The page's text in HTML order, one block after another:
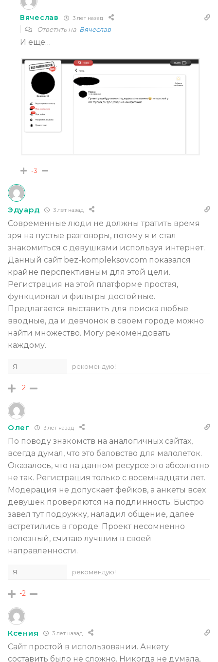
Вячеслав 3 лет назад
Ответить на Вячеслав
И еще…
-3
Эдуард 3 лет назад
Современные люди не должны тратить время
зря на пустые разговоры, потому я и стал
знакомиться с девушками используя интернет.
Данный сайт bez-kompleksov.com показался
крайне перспективным для этой цели.
Регистрация на этой платформе простая,
функционал и фильтры достойные.
Предлагается выставить для поиска любые
вводные, да и девчонок в своем городе можно
найти множество. Могу рекомендовать
каждому.
Я рекомендую!
-2
Олег 3 лет назад
По поводу знакомств на аналогичных сайтах,
всегда думал, что это баловство для малолеток.
Оказалось, что на данном ресурсе это абсолютно
не так. Регистрация только с восемнадцати лет.
Модерация не допускает фейков, а анкеты всех
девушек проверяются на подлинность. Быстро
завел тут подружку, наладил общение, далее
встретились в городе. Проект несомненно
полезный, считаю лучшим в своей
направленности.
Я рекомендую!
-2
Ксения 3 лет назад
Сайт простой в использовании. Анкету
составить было не сложно. Никогда не думала,